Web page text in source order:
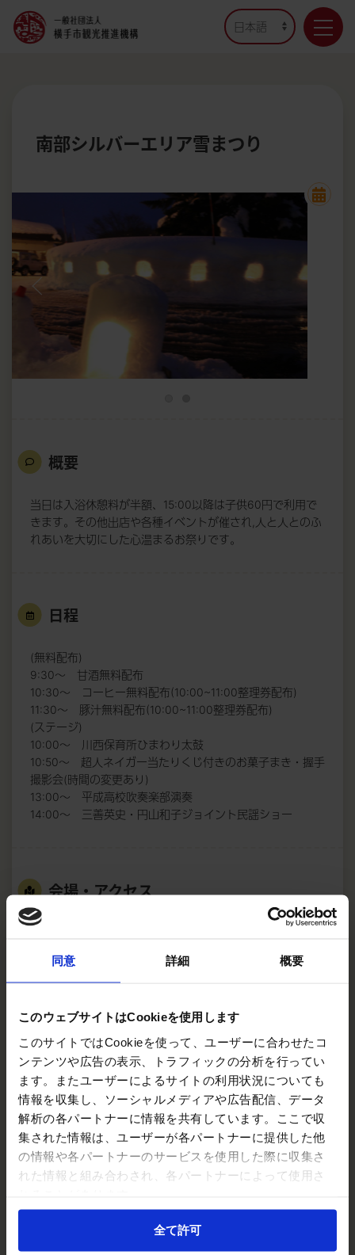
同意 詳細 概要
このウェブサイトはCookieを使用します
このサイトではCookieを使って、ユーザーに合わせたコ
ンテンツや広告の表示、トラフィックの分析を行ってい
ます。またユーザーによるサイトの利用状況についても
情報を収集し、ソーシャルメディアや広告配信、データ
解析の各パートナーに情報を共有しています。ここで収
集された情報は、ユーザーが各パートナーに提供した他
の情報や各パートナーのサービスを使用した際に収集さ
れた情報と組み合わされ、各パートナーによって使用さ
全て許可
南部シルバーエリア雪まつり
概要
当日は入浴休憩料が半額、15:00以降は子供60円で利用で
きます。その他出店や各種イベントが催され,人と人とのふ
れあいを大切にした心温まるお祭りです。
日程
(無料配布)
9:30～ 甘酒無料配布
10:30～ コーヒー無料配布(10:00~11:00整理券配布)
11:30～ 豚汁無料配布(10:00~11:00整理券配布)
(ステージ)
10:00～ 川西保育所ひまわり太鼓
10:50～ 超人ネイガー当たりくじ付きのお菓子まき・握手
撮影会(時間の変更あり)
13:00～ 平成高校吹奏楽部演奏
14:00～ 三善英史・円山和子ジョイント民謡ショー
会場・アクセス